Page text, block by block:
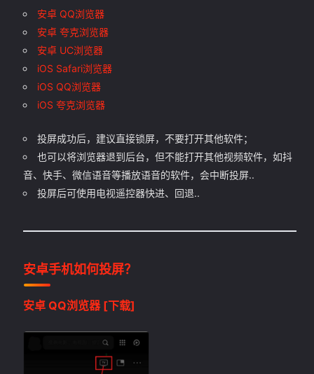
安卓 QQ浏览器
安卓 夸克浏览器
安卓 UC浏览器
iOS Safari浏览器
iOS QQ浏览器
iOS 夸克浏览器
投屏成功后，建议直接锁屏，不要打开其他软件；
也可以将浏览器退到后台，但不能打开其他视频软件，如抖
音、快手、微信语音等播放语音的软件，会中断投屏..
投屏后可使用电视遥控器快进、回退..
安卓手机如何投屏？
安卓 QQ浏览器 [下载]